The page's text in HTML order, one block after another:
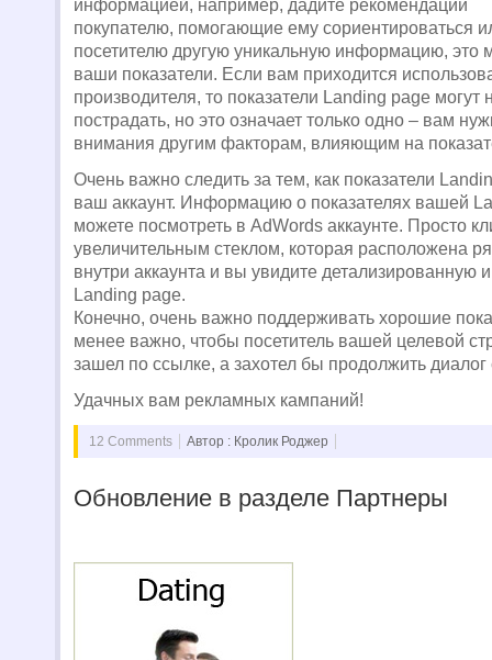
информацией, например, дадите рекомендации
покупателю, помогающие ему сориентироваться
посетителю другую уникальную информацию, это
ваши показатели. Если вам приходится
производителя, то показатели Landing page могут
пострадать, но это означает только одно – вам
внимания другим факторам, влияющим на
Очень важно следить за тем, как показатели
ваш аккаунт. Информацию о показателях вашей
можете посмотреть в AdWords аккаунте. Просто
увеличительным стеклом, которая расположена
внутри аккаунта и вы увидите
Landing page.
Конечно, очень важно поддерживать хорошие
менее важно, чтобы посетитель вашей целевой
зашел по ссылке, а захотел бы продолжить диалог
Удачных вам рекламных кампаний!
12 Comments Автор : Кролик Роджер
Обновление в разделе Партнеры